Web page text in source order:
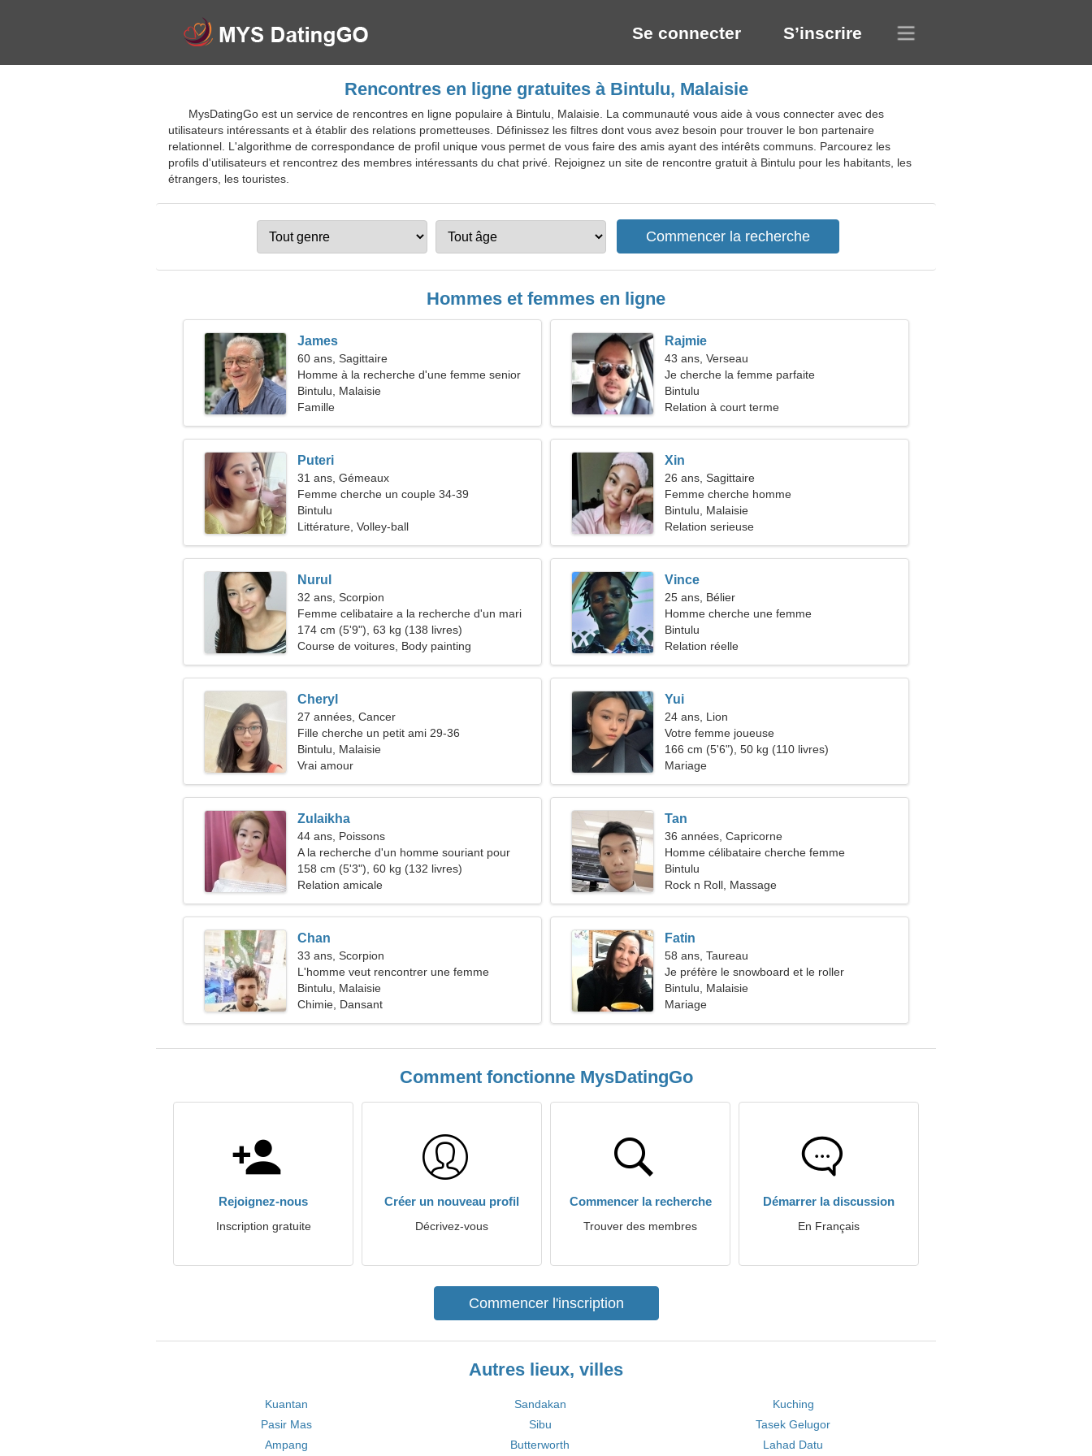
Se connecter S’inscrire
Rencontres en ligne gratuites à Bintulu, Malaisie
MysDatingGo est un service de rencontres en ligne populaire à Bintulu, Malaisie. La communauté vous aide à vous connecter avec des
utilisateurs intéressants et à établir des relations prometteuses. Définissez les filtres dont vous avez besoin pour trouver le bon partenaire
relationnel. L'algorithme de correspondance de profil unique vous permet de vous faire des amis ayant des intérêts communs. Parcourez les
profils d'utilisateurs et rencontrez des membres intéressants du chat privé. Rejoignez un site de rencontre gratuit à Bintulu pour les habitants, les
étrangers, les touristes.
Hommes et femmes en ligne
James
60 ans, Sagittaire
Homme à la recherche d'une femme senior
50-56
Bintulu, Malaisie
Famille
Rajmie
43 ans, Verseau
Je cherche la femme parfaite
Bintulu
Relation à court terme
Puteri
31 ans, Gémeaux
Femme cherche un couple 34-39
Bintulu
Littérature, Volley-ball
Xin
26 ans, Sagittaire
Femme cherche homme
Bintulu, Malaisie
Relation serieuse
Nurul
32 ans, Scorpion
Femme celibataire a la recherche d'un mari
38-40
174 cm (5'9"), 63 kg (138 livres)
Course de voitures, Body painting
Vince
25 ans, Bélier
Homme cherche une femme
Bintulu
Relation réelle
Cheryl
27 années, Cancer
Fille cherche un petit ami 29-36
Bintulu, Malaisie
Vrai amour
Yui
24 ans, Lion
Votre femme joueuse
166 cm (5'6"), 50 kg (110 livres)
Mariage
Zulaikha
44 ans, Poissons
A la recherche d'un homme souriant pour
skier ensemble
158 cm (5'3"), 60 kg (132 livres)
Relation amicale
Tan
36 années, Capricorne
Homme célibataire cherche femme
Bintulu
Rock n Roll, Massage
Chan
33 ans, Scorpion
L'homme veut rencontrer une femme
Bintulu, Malaisie
Chimie, Dansant
Fatin
58 ans, Taureau
Je préfère le snowboard et le roller
Bintulu, Malaisie
Mariage
Comment fonctionne MysDatingGo
Rejoignez-nous
Inscription gratuite
Créer un nouveau profil
Décrivez-vous
Commencer la recherche
Trouver des membres
Démarrer la discussion
En Français
Commencer l'inscription
Autres lieux, villes
Kuantan Sandakan
Kuching
Pasir Mas
Sibu
Tasek Gelugor
Ampang
Butterworth Lahad Datu